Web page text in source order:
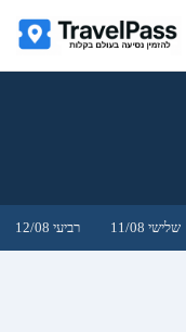
שלישי 11/08 רביעי 12/08